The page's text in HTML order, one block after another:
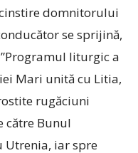
domnitorului
se sprijină,
”Programul liturgic a
Mari unită cu Litia,
rugăciuni
către Bunul
Utrenia, iar spre